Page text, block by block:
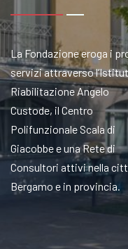
La Fondazione eroga i
servizi attraverso
Riabilitazione Angelo
Custode, il Centro
Polifunzionale Scala di
Giacobbe e una Rete di
Consultori attivi nella
Bergamo e in provincia.